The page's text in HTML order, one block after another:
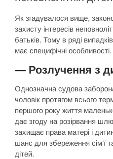
Як згадувалося вище,
захисту інтересів
батьків. Тому в ряді
має специфічні особливості.
— Розлучення з
Однозначна судова
чоловік протягом всього
першого року життя
дає згоду на розірвання
захищає права матері і
шанс для збереження сім’ї
дітей.